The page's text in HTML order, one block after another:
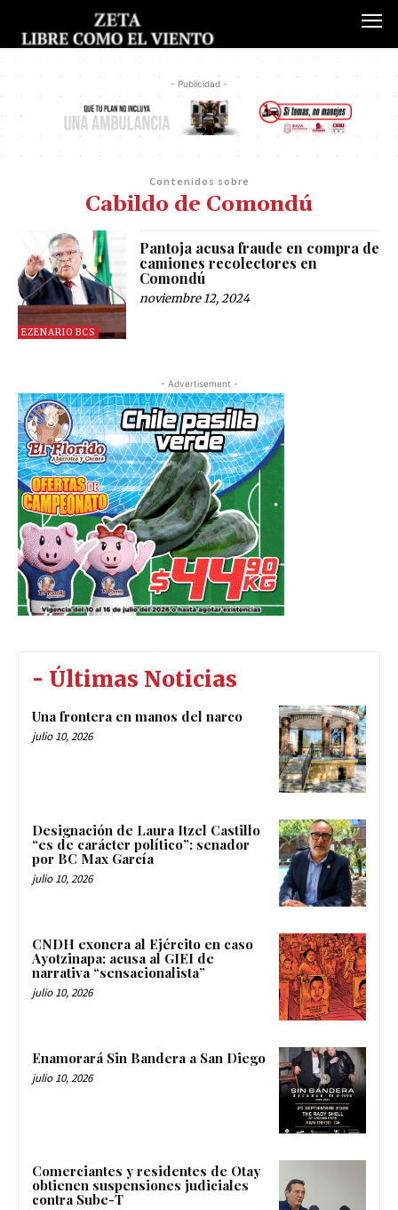
- Publicidad -
Contenidos sobre
Cabildo de Comondú
EZENARIO BCS
Pantoja acusa fraude en compra de
camiones recolectores en
Comondú
noviembre 12, 2024
- Advertisement -
- Últimas Noticias
Una frontera en manos del narco
julio 10, 2026
Designación de Laura Itzel Castillo
“es de carácter político”: senador
por BC Max García
julio 10, 2026
CNDH exonera al Ejército en caso
Ayotzinapa; acusa al GIEI de
narrativa “sensacionalista”
julio 10, 2026
Enamorará Sin Bandera a San Diego
julio 10, 2026
Comerciantes y residentes de Otay
obtienen suspensiones judiciales
contra Sube-T